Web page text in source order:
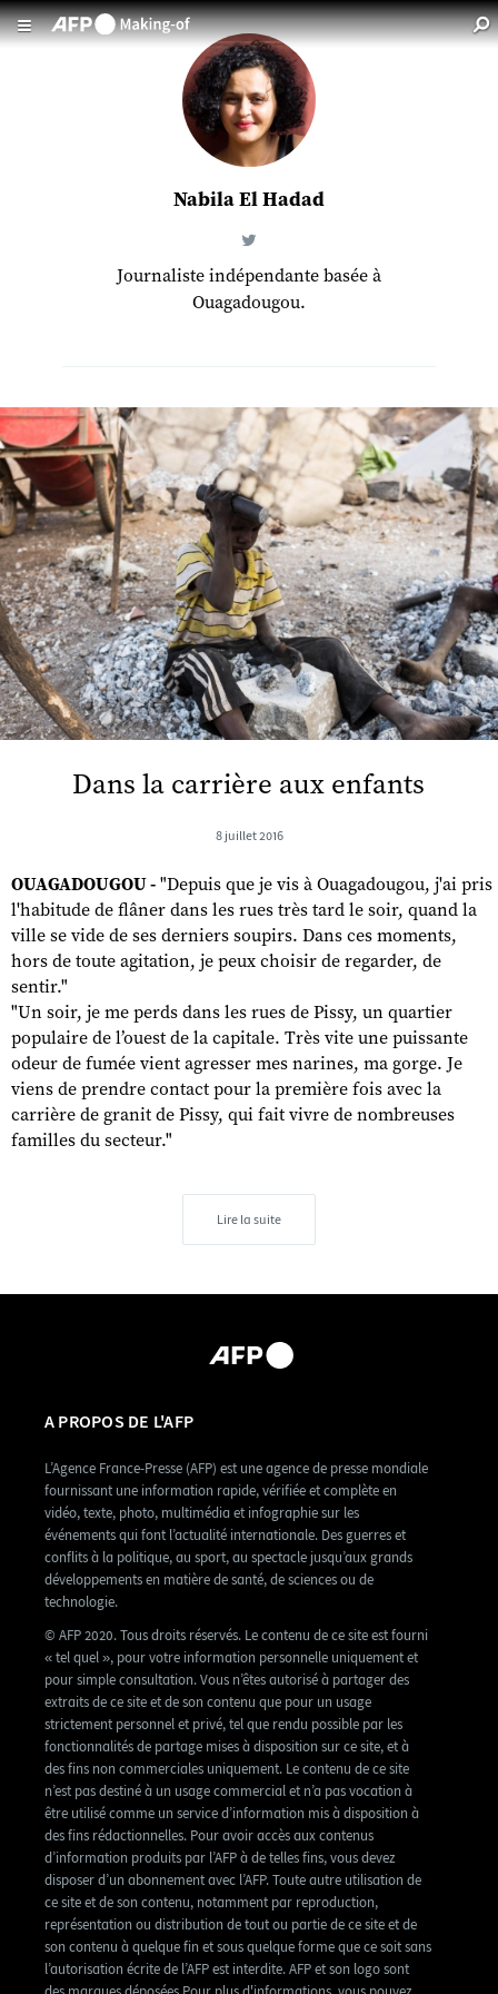
Nabila El Hadad
Journaliste indépendante basée à
Ouagadougou.
Dans la carrière aux enfants
8 juillet 2016
OUAGADOUGOU - "Depuis que je vis à Ouagadougou, j'ai pris
l'habitude de flâner dans les rues très tard le soir, quand la
ville se vide de ses derniers soupirs. Dans ces moments,
hors de toute agitation, je peux choisir de regarder, de
sentir."
"Un soir, je me perds dans les rues de Pissy, un quartier
populaire de l’ouest de la capitale. Très vite une puissante
odeur de fumée vient agresser mes narines, ma gorge. Je
viens de prendre contact pour la première fois avec la
carrière de granit de Pissy, qui fait vivre de nombreuses
familles du secteur."
Lire la suite
A PROPOS DE L'AFP
L’Agence France-Presse (AFP) est une agence de presse mondiale
fournissant une information rapide, vérifiée et complète en
vidéo, texte, photo, multimédia et infographie sur les
événements qui font l’actualité internationale. Des guerres et
conflits à la politique, au sport, au spectacle jusqu’aux grands
développements en matière de santé, de sciences ou de
technologie.
© AFP 2020. Tous droits réservés. Le contenu de ce site est fourni
« tel quel », pour votre information personnelle uniquement et
pour simple consultation. Vous n’êtes autorisé à partager des
extraits de ce site et de son contenu que pour un usage
strictement personnel et privé, tel que rendu possible par les
fonctionnalités de partage mises à disposition sur ce site, et à
des fins non commerciales uniquement. Le contenu de ce site
n’est pas destiné à un usage commercial et n’a pas vocation à
être utilisé comme un service d’information mis à disposition à
des fins rédactionnelles. Pour avoir accès aux contenus
d’information produits par l’AFP à de telles fins, vous devez
disposer d’un abonnement avec l’AFP. Toute autre utilisation de
ce site et de son contenu, notamment par reproduction,
représentation ou distribution de tout ou partie de ce site et de
son contenu à quelque fin et sous quelque forme que ce soit sans
l’autorisation écrite de l’AFP est interdite. AFP et son logo sont